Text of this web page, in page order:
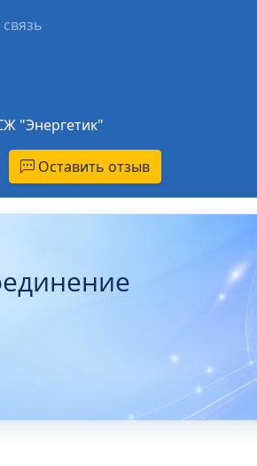
"Энергетик"
Оставить отзыв